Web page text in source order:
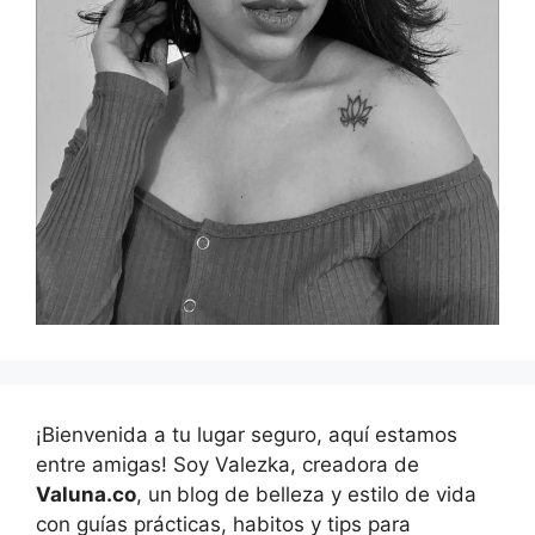
¡Bienvenida a tu lugar seguro, aquí estamos
entre amigas! Soy Valezka, creadora de
Valuna.co, un blog de belleza y estilo de vida
con guías prácticas, habitos y tips para